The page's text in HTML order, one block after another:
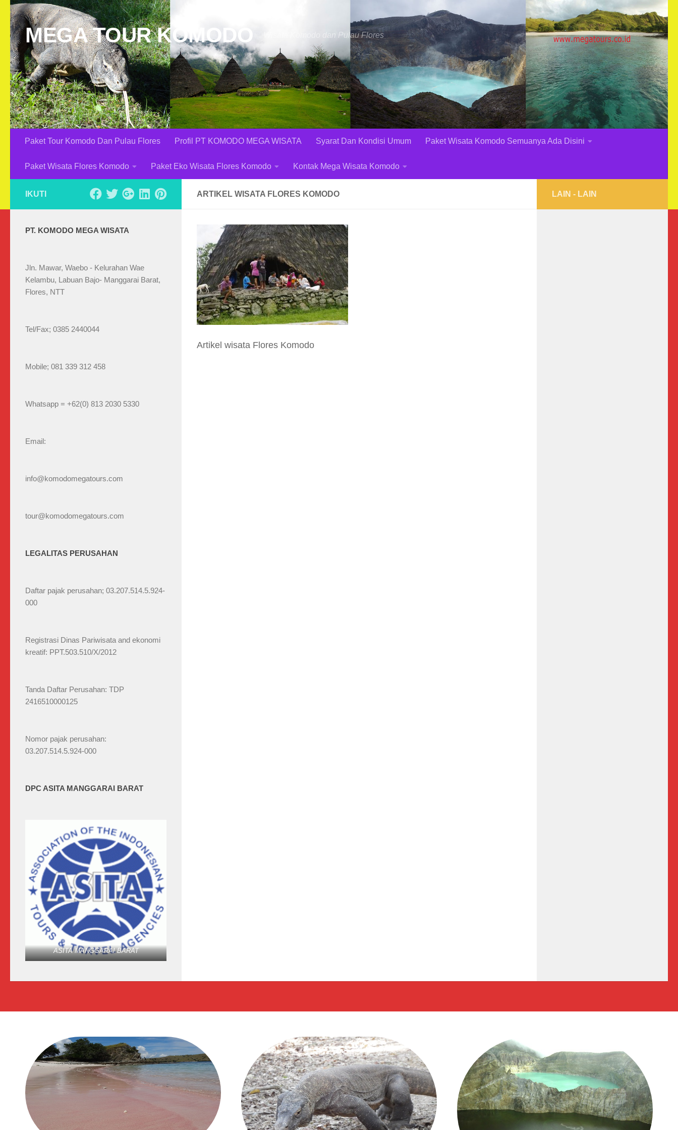
Skip to content
MEGA TOUR KOMODO Wisata Komodo dan Pulau Flores
Paket Tour Komodo Dan Pulau Flores Profil PT KOMODO MEGA WISATA Syarat Dan Kondisi Umum Paket Wisata Komodo Semuanya Ada Disini
Paket Wisata Flores Komodo Paket Eko Wisata Flores Komodo Kontak Mega Wisata Komodo
ARTIKEL WISATA FLORES KOMODO
Artikel wisata Flores Komodo
IKUTI
PT. KOMODO MEGA WISATA
Jln. Mawar, Waebo - Kelurahan Wae
Kelambu, Labuan Bajo- Manggarai Barat,
Flores, NTT
Tel/Fax; 0385 2440044
Mobile; 081 339 312 458
Whatsapp = +62(0) 813 2030 5330
Email:
info@komodomegatours.com
tour@komodomegatours.com
LEGALITAS PERUSAHAN
Daftar pajak perusahan; 03.207.514.5.924-
000
Registrasi Dinas Pariwisata and ekonomi
kreatif: PPT.503.510/X/2012
Tanda Daftar Perusahan: TDP
2416510000125
Nomor pajak perusahan:
03.207.514.5.924-000
DPC ASITA MANGGARAI BARAT
ASITA MANGGARAI BARAT
LAIN - LAIN